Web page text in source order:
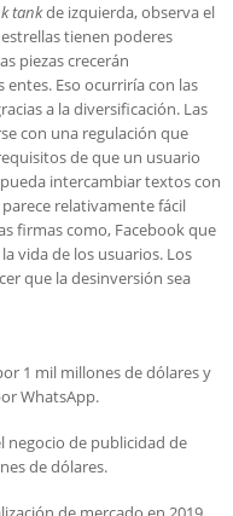
tankde izquierda, observa el
tienen poderes
piezas crecerán
Eso ocurriría con las
a la diversificación. Las
con una regulación que
de que un usuario
intercambiar textos con
relativamente fácil
firmas como, Facebook que
vida de los usuarios. Los
que la desinversión sea
1 mil millones de dólares y
WhatsApp.
negocio de publicidad de
de dólares.